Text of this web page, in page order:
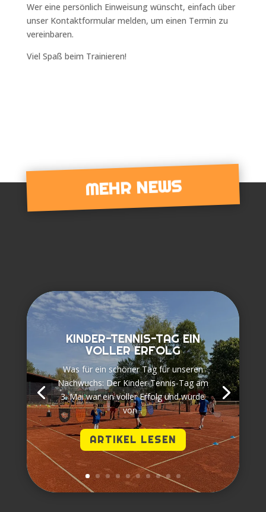
Wer eine persönlich Einweisung wünscht, einfach über
unser Kontaktformular melden, um einen Termin zu
vereinbaren.
Viel Spaß beim Trainieren!
MEHR NEWS
KINDER-TENNIS-TAG EIN
VOLLER ERFOLG
Was für ein schöner Tag für unseren
Nachwuchs: Der Kinder-Tennis-Tag am
3. Mai war ein voller Erfolg und wurde
von...
ARTIKEL LESEN